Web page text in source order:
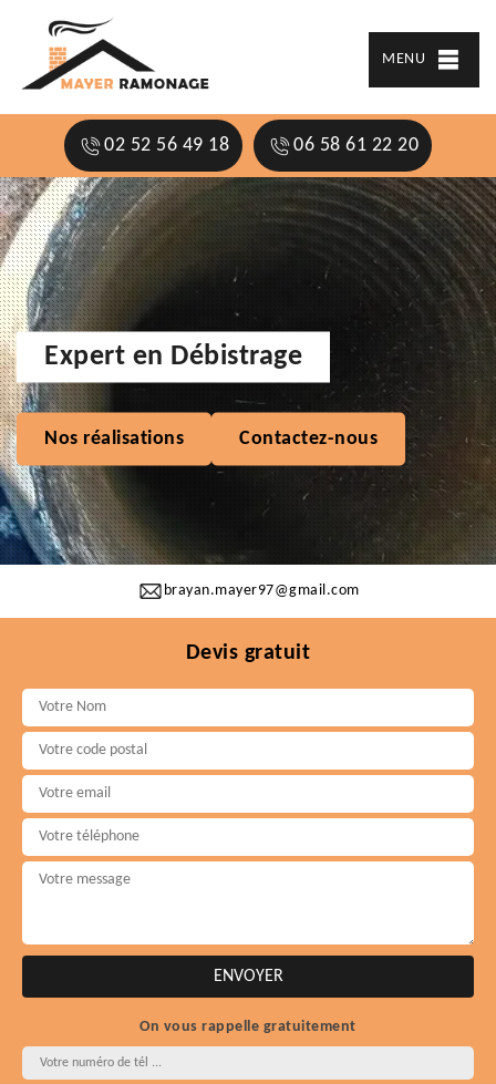
MENU
02 52 56 49 18 06 58 61 22 20
brayan.mayer97@gmail.com
Expert en Débistrage
Nos réalisations Contactez-nous
Devis gratuit
On vous rappelle gratuitement